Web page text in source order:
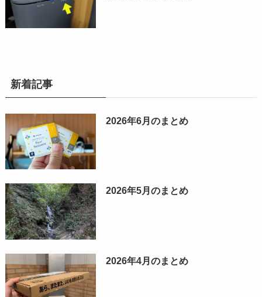
新着記事
2026年6月のまとめ
2026年5月のまとめ
2026年4月のまとめ